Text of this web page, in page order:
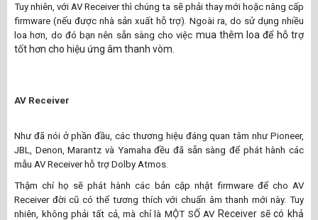
Tuy nhiên, với AV Receiver thì chúng ta sẽ phải thay mới hoặc nâng cấp
firmware (nếu được nhà sản xuất hỗ trợ). Ngoài ra, do sử dụng nhiều
loa hơn, do đó bạn nên sẵn sàng cho việc mua thêm loa để hỗ trợ
tốt hơn cho hiệu ứng âm thanh vòm.
AV Receiver
Như đã nói ở phần đầu, các thương hiệu đáng quan tâm như Pioneer,
JBL
Denon ,Marantz và Yamaha đều đã sẵn sàng để phát hành các
mẫu AV Receiver hỗ trợ Dolby Atmos.
Thậm chí họ sẽ phát hành các bản cập nhật firmware để cho AV
Receiver đời cũ có thể tương thích với chuẩn âm thanh mới này. Tuy
nhiên, không phải tất cả, mà chỉ là MỘT SỐ AV Receiver sẽ có khả